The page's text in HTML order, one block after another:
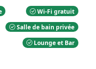
Wi-Fi gratuit
Salle de bain privée
Lounge et Bar